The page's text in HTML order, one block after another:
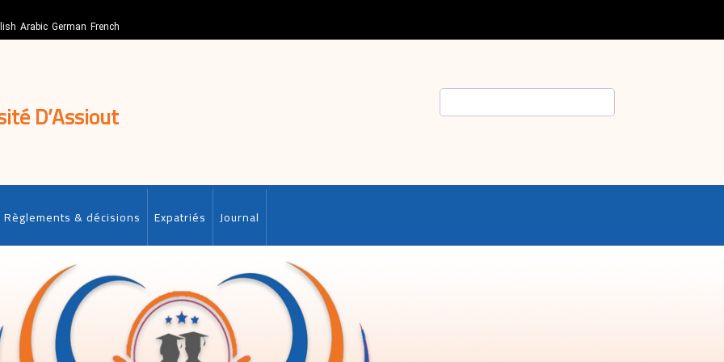
Arabic German French
D’Assiout
Règlements & décisions Expatriés Journal